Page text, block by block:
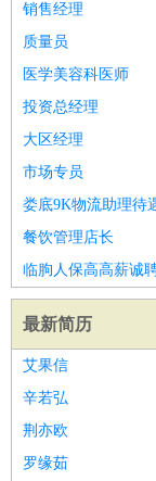
销售经理
质量员
医学美容科医师
投资总经理
大区经理
市场专员
娄底9K物流助理待
餐饮管理店长
临朐人保高高薪诚
最新简历
艾果信
辛若弘
荆亦欧
罗缘茹